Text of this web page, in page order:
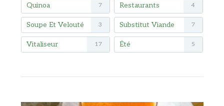
Quinoa 7 Restaurants 4
Soupe Et Velouté 3 Substitut Viande 7
Vitaliseur 17 Été 5